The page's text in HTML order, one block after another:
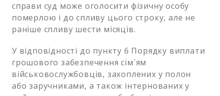
справи суд може оголосити фізичну особу
померлою і до спливу цього строку, але не
раніше спливу шести місяців.
У відповідності до пункту 6 Порядку виплати
грошового забезпечення сім`ям
військовослужбовців, захоплених у полон
або заручниками, а також інтернованих у